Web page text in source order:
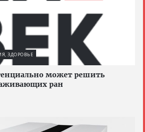
ЗДОРОВЬЕ
может решить
ран